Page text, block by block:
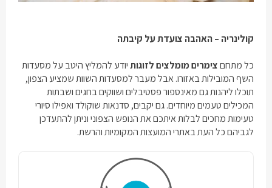
קולינריה – האהבה צועדת על קיבתה
כל מתחםצימרים מומלצים לזוגותיודע להמליץ היטב על מסעדות
השף המובילות באזורו. אבל מעבר למסעדות השוות שמציע הצפון,
תוכלו ליהנות גם מאינספור פסטיבלים ושווקים בחגים ושבתות
המכילים טעמים מיוחדים. גם יקבים, סדנאות שוקולד ואפילו סיורי
טעימות מחכים לבלות איתכם את הנופש הצפוני וניתן להתעדכן
לגביהם כל העת באתרי המועצות המקומיות והרשת.